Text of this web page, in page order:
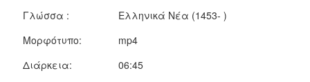
Γλώσσα :
Ελληνικά Νέα (1453- )
Μορφότυπο:
mp4
Διάρκεια:
06:45